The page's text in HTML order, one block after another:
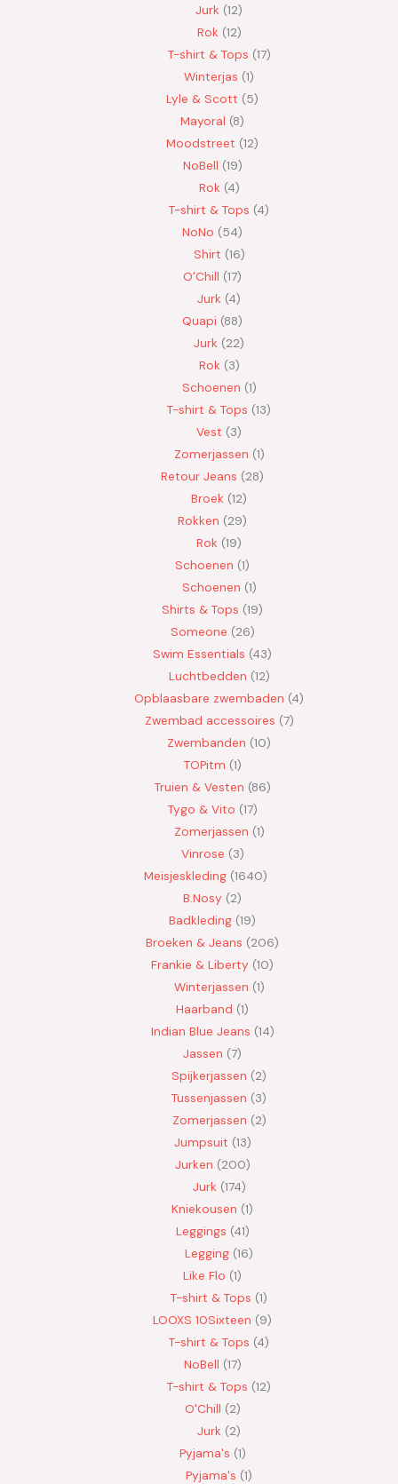
Jurk 12
Rok 12
T-shirt & Tops 17
Winterjas 1
Lyle & Scott
5
Mayoral 8
Moodstreet 12
NoBell 19
Rok 4
T-shirt & Tops 4
NoNo
54
Shirt 16
O'Chill 17
Jurk 4
Quapi 88
Jurk 22
Rok 3
Schoenen 1
T-shirt & Tops 13
Vest
3
Zomerjassen 1
Retour Jeans
28
Broek 12
Rokken
29
Rok 19
Schoenen 1
Schoenen 1
Shirts & Tops 19
Someone 26
Swim Essentials 43
Luchtbedden 12
Opblaasbare zwembaden 4
Zwembad accessoires 7
Zwembanden 10
TOPitm 1
Truien & Vesten 86
Tygo & Vito 17
Zomerjassen 1
Vinrose 3
Meisjeskleding 1640
B.Nosy
2
Badkleding 19
Broeken & Jeans
206
Frankie & Liberty 10
Winterjassen 1
Haarband 1
Indian Blue Jeans 14
Jassen 7
Spijkerjassen
2
Tussenjassen
3
Zomerjassen 2
Jumpsuit 13
Jurken 200
Jurk 174
Kniekousen 1
Leggings 41
Legging 16
Like Flo 1
T-shirt & Tops 1
LOOXS 10Sixteen
9
T-shirt & Tops 4
NoBell 17
T-shirt & Tops 12
O'Chill 2
Jurk 2
Pyjama's 1
Pyjama's 1